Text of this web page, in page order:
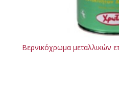
Βερνικόχρωμα μεταλλικών